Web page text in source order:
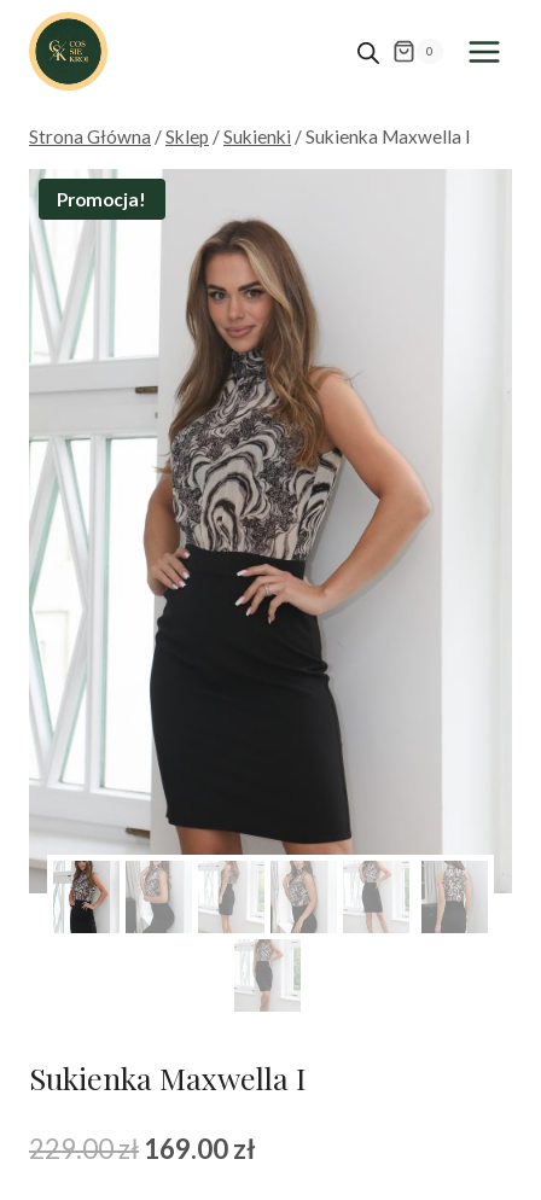
Przejdź
treści
0
Strona Główna /Sklep /Sukienki /Sukienka Maxwella I
Promocja!
Sukienka Maxwella I
229.00zł Pierwotna
169.00zł